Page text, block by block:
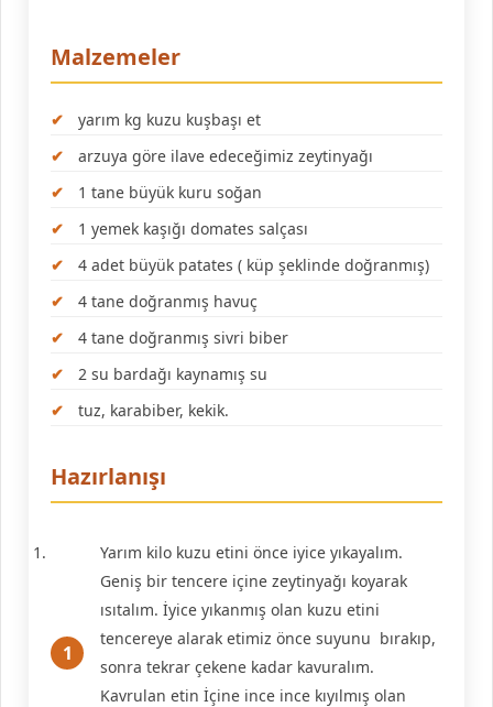
Malzemeler
yarım kg kuzu kuşbaşı et
arzuya göre ilave edeceğimiz zeytinyağı
1 tane büyük kuru soğan
1 yemek kaşığı domates salçası
4 adet büyük patates ( küp şeklinde doğranmış)
4 tane doğranmış havuç
4 tane doğranmış sivri biber
2 su bardağı kaynamış su
tuz, karabiber, kekik.
Hazırlanışı
Yarım kilo kuzu etini önce iyice yıkayalım.
Geniş bir tencere içine zeytinyağı koyarak
ısıtalım. İyice yıkanmış olan kuzu etini
tencereye alarak etimiz önce suyunu bırakıp,
sonra tekrar çekene kadar kavuralım.
Kavrulan etin İçine ince ince kıyılmış olan